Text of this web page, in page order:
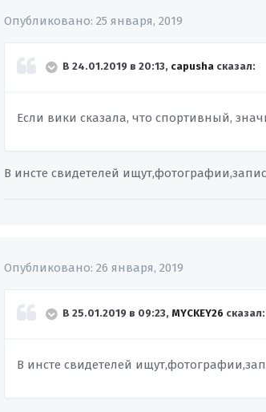
Опубликовано:25 января, 2019
В 24.01.2019 в 20:13, capusha сказал:
Если вики сказала, что спортивный,
В инсте свидетелей
Опубликовано:26 января, 2019
В 25.01.2019 в 09:23,MYCKEY26 сказал:
В инсте свидетелей